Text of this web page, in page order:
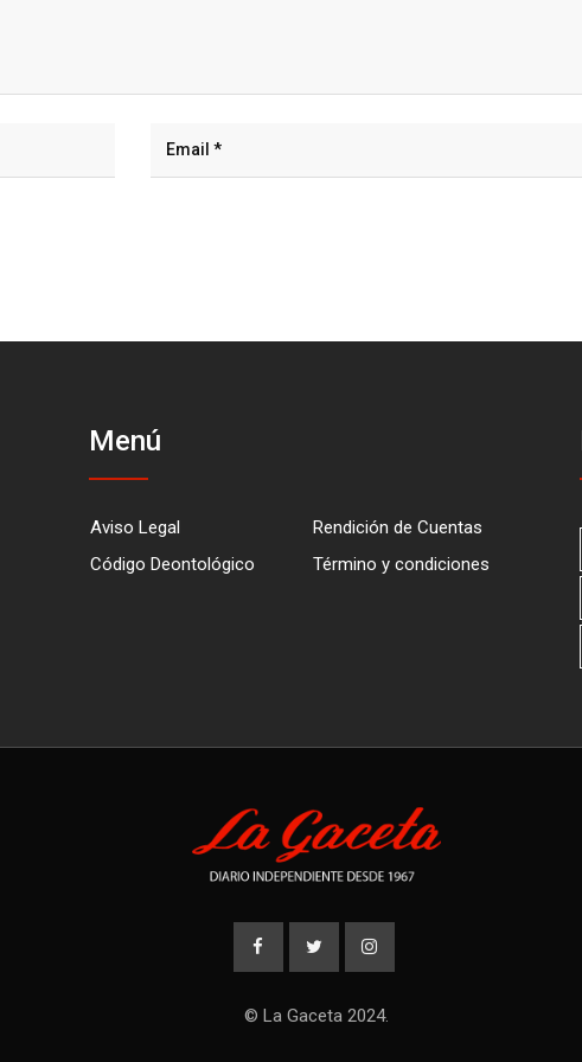
Menú
Aviso Legal
Rendición de Cuentas
Código Deontológico
Término y condiciones
© La Gaceta 2024.